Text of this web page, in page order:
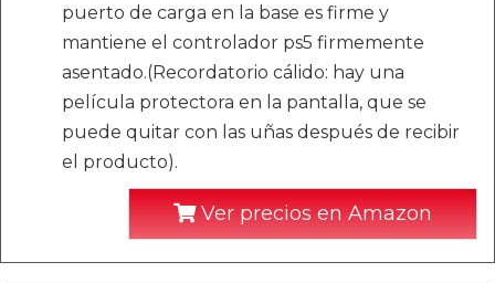
puerto de carga en la base es firme y
mantiene el controlador ps5 firmemente
asentado.(Recordatorio cálido: hay una
película protectora en la pantalla, que se
puede quitar con las uñas después de recibir
el producto).
Ver precios en Amazon